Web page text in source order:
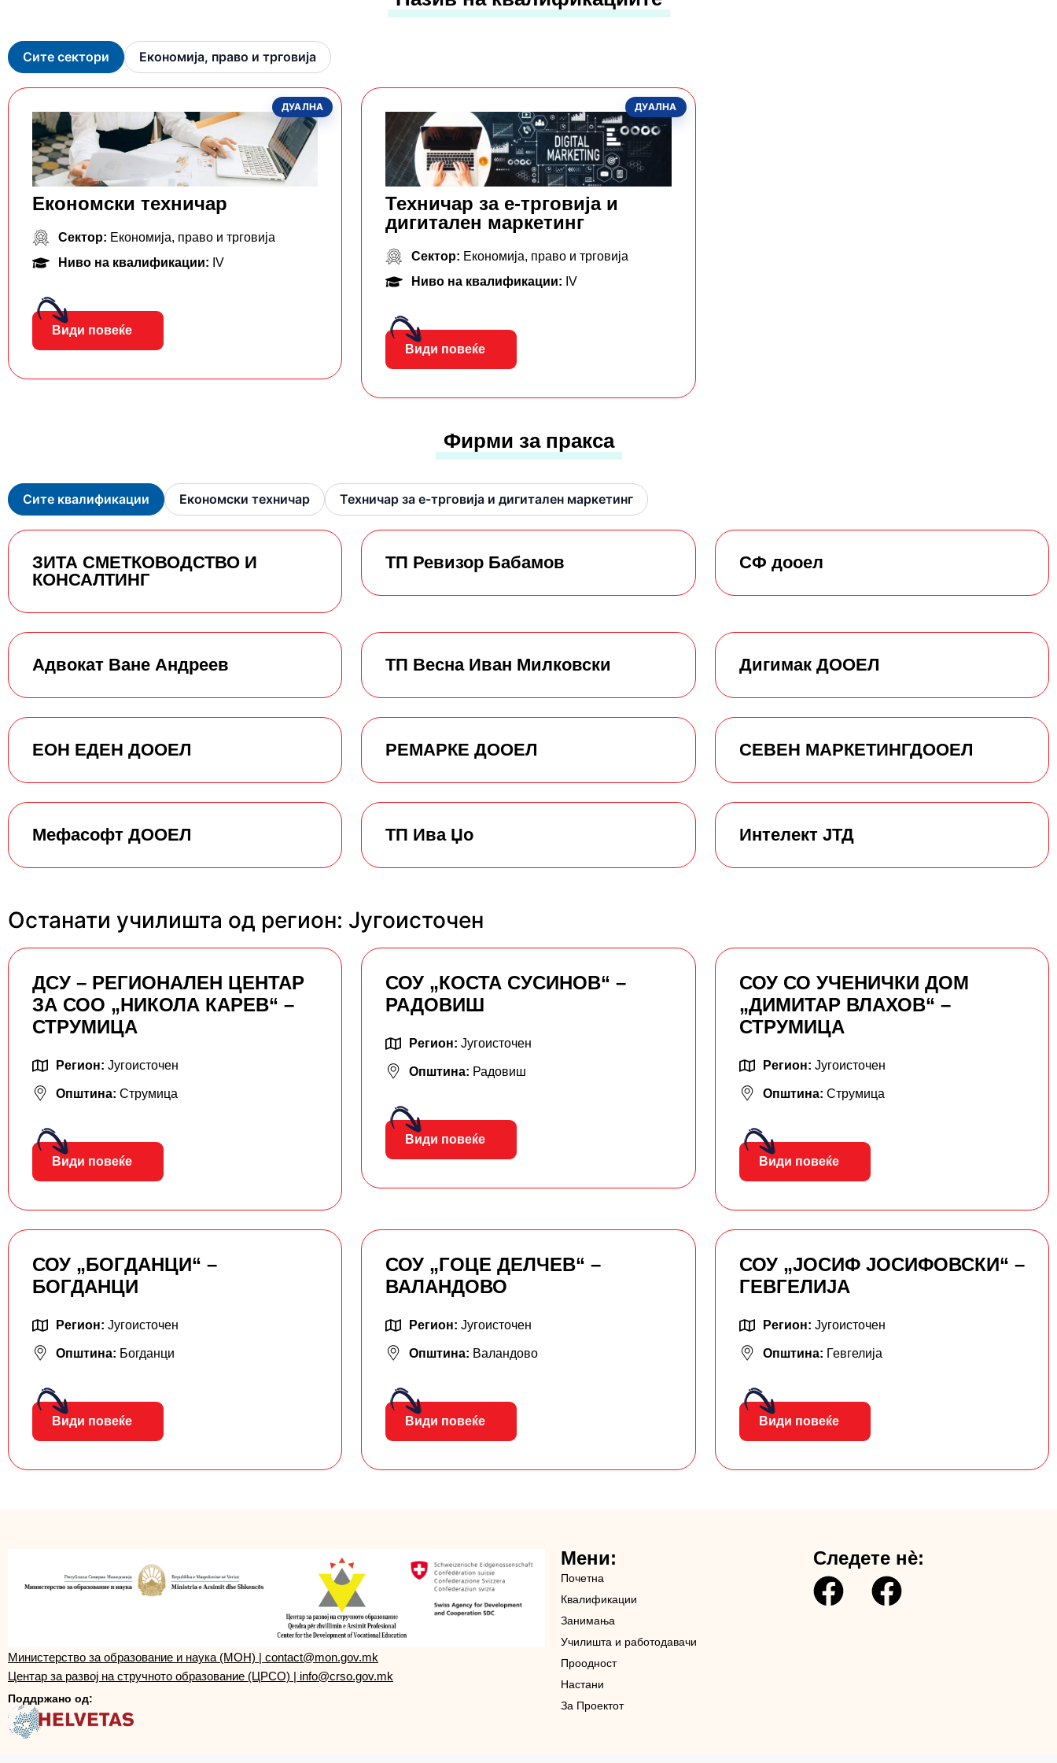
Сите сектори Економија, право и трговија
ДУАЛНА
Економски техничар
Сектор: Економија, право и трговија
Ниво на квалификации: IV
Види повеќе
ДУАЛНА
Техничар за е-трговија и
дигитален маркетинг
Сектор: Економија, право и трговија
Ниво на квалификации: IV
Види повеќе
Фирми за пракса
Сите квалификации Економски техничар Техничар за е-трговија и дигитален маркетинг
ЗИТА СМЕТКОВОДСТВО И
КОНСАЛТИНГ
ТП Ревизор Бабамов СФ дооел
Адвокат Ване Андреев ТП Весна Иван Милковски Дигимак ДООЕЛ
ЕОН ЕДЕН ДООЕЛ РЕМАРКЕ ДООЕЛ СЕВЕН МАРКЕТИНГДООЕЛ
Мефасофт ДООЕЛ ТП Ива Џо Интелект ЈТД
Останати училишта од регион: Југоисточен
ДСУ – РЕГИОНАЛЕН ЦЕНТАР
ЗА СОО „НИКОЛА КАРЕВ“ –
СТРУМИЦА
Регион: Југоисточен
Општина: Струмица
Види повеќе
СОУ „КОСТА СУСИНОВ“ –
РАДОВИШ
Регион:Југоисточен
Општина: Радовиш
Види повеќе
СОУ СО УЧЕНИЧКИ ДОМ
„ДИМИТАР ВЛАХОВ“ –
СТРУМИЦА
Регион: Југоисточен
Општина: Струмица
Види повеќе
СОУ „БОГДАНЦИ“ –
БОГДАНЦИ
Регион: Југоисточен
Општина: Богданци
Види повеќе
СОУ „ГОЦЕ ДЕЛЧЕВ“ –
ВАЛАНДОВО
Регион:Југоисточен
Општина: Валандово
Види повеќе
СОУ „ЈОСИФ ЈОСИФОВСКИ“ –
ГЕВГЕЛИЈА
Регион: Југоисточен
Општина: Гевгелија
Види повеќе
Министерство за образование и наука (МОН) | contact@mon.gov.mk
Центар за развој на стручното образование (ЦРСО) | info@crso.gov.mk
Поддржано од:
Мени:
Почетна
Квалификации
Занимања
Училишта и работодавачи
Проодност
Настани
За Проектот
Следете нè: